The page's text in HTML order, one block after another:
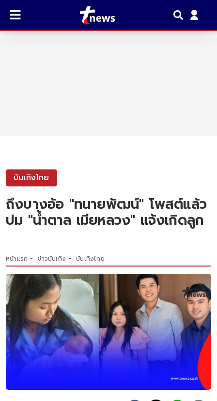
บันเทิงไทย
ถึงบางอ้อ "ทนายพัฒน์" โพสต์แล้ว
ปม "น้ำตาล เมียหลวง" แจ้งเกิดลูก
หน้าแรก ข่าวบันเทิง บันเทิงไทย